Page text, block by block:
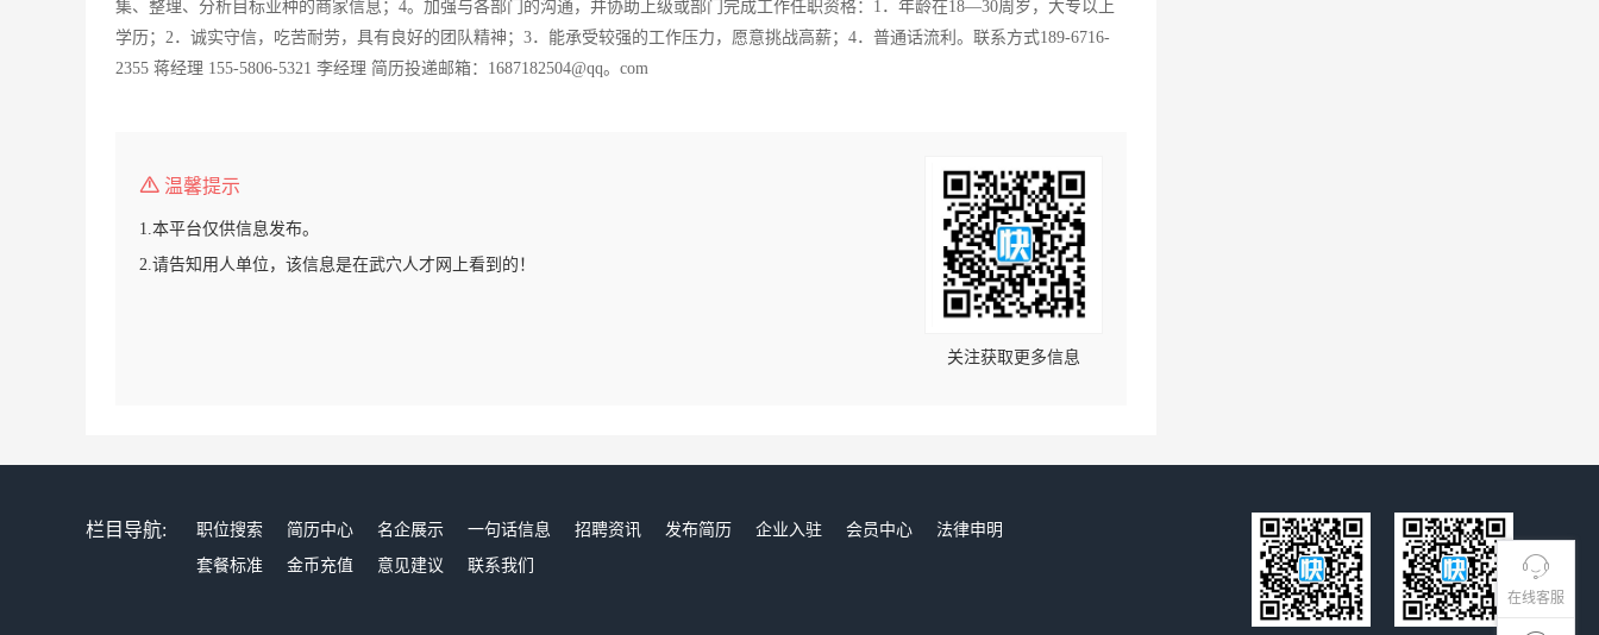
在线客服
集、整理、分析目标业种的商家信息；4。加强与各部门的沟通，并协助上级或部门完成工作任职资格：1．年龄在18—30周岁，大专以上
学历；2．诚实守信，吃苦耐劳，具有良好的团队精神；3．能承受较强的工作压力，愿意挑战高薪；4．普通话流利。联系方式189-6716-
2355 蒋经理 155-5806-5321 李经理 简历投递邮箱：1687182504@qq。com
温馨提示
1.本平台仅供信息发布。
2.请告知用人单位，该信息是在武穴人才网上看到的！
关注获取更多信息
栏目导航: 职位搜索 简历中心 名企展示 一句话信息 招聘资讯 发布简历 企业入驻 会员中心
法律申明
套餐标准
金币充值 意见建议 联系我们